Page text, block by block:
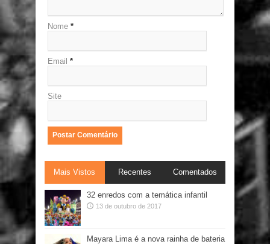
Nome *
Email *
Site
Mais Vistos Recentes Comentados
32 enredos com a temática infantil
13 de outubro de 2017
Mayara Lima é a nova rainha de bateria